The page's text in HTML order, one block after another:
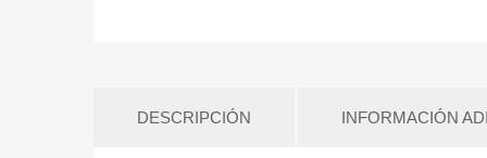
DESCRIPCIÓN INFORMACIÓN